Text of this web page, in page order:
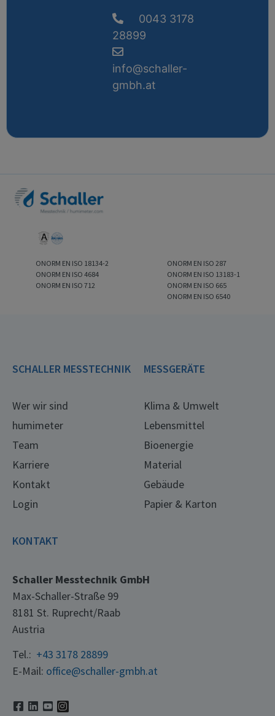
0043 3178
28899
info@schaller-
gmbh.at
ONORM EN ISO 18134-2
ONORM EN ISO 4684
ONORM EN ISO 712
ONORM EN ISO 287
ONORM EN ISO 13183-1
ONORM EN ISO 665
ONORM EN ISO 6540
SCHALLER MESSTECHNIK
Wer wir sind
humimeter
Team
Karriere
Kontakt
Login
MESSGERÄTE
Klima & Umwelt
Lebensmittel
Bioenergie
Material
Gebäude
Papier & Karton
KONTAKT
Schaller Messtechnik GmbH
Max-Schaller-Straße 99
8181 St. Ruprecht/Raab
Austria
Tel.: +43 3178 28899
E-Mail: office@schaller-gmbh.at